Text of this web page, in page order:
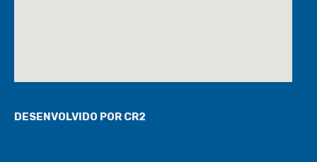
DESENVOLVIDO POR CR2